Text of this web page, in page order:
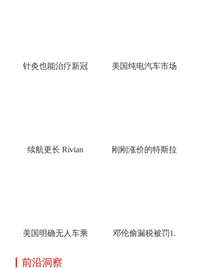
针灸也能治疗新冠 美国纯电汽车市场
续航更长 Rivian 刚刚涨价的特斯拉
美国明确无人车乘 邓伦偷漏税被罚1.
前沿洞察